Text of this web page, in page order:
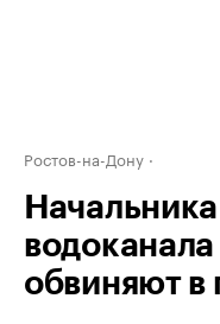
Ростов-на-Дону
обвиняют в